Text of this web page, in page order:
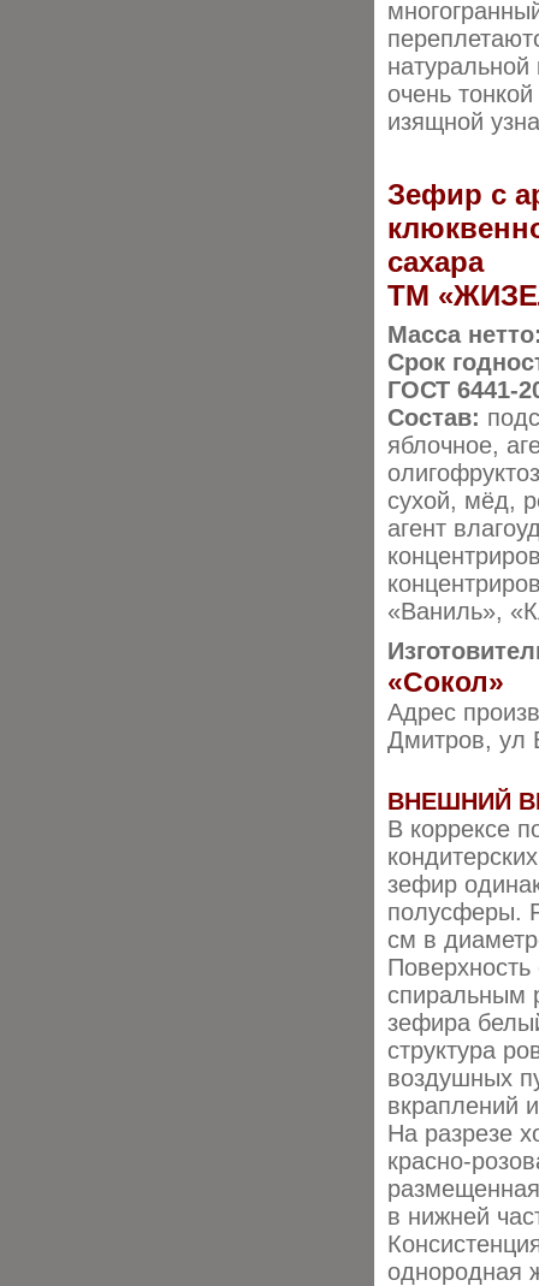
очень
изящной
Зефир с
cахара
ТМ
Масса
Срок
ГОСТ 6441-
Состав:
яблочное,
сухой, мёд,
агент
«Ваниль»,
«Сокол»
Адрес
Дмитров, ул
ВНЕШНИЙ
В коррексе
зефир
полусферы.
см в
спиральным
зефира
структура
воздушных
вкраплений
На разрезе
красно-
в нижней
однородная